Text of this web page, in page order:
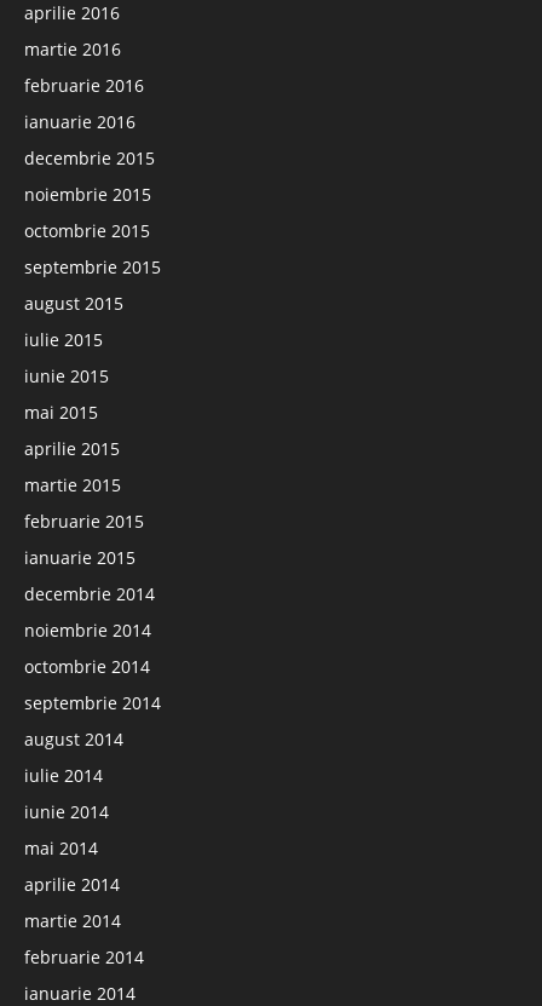
aprilie 2016
martie 2016
februarie 2016
ianuarie 2016
decembrie 2015
noiembrie 2015
octombrie 2015
septembrie 2015
august 2015
iulie 2015
iunie 2015
mai 2015
aprilie 2015
martie 2015
februarie 2015
ianuarie 2015
decembrie 2014
noiembrie 2014
octombrie 2014
septembrie 2014
august 2014
iulie 2014
iunie 2014
mai 2014
aprilie 2014
martie 2014
februarie 2014
ianuarie 2014